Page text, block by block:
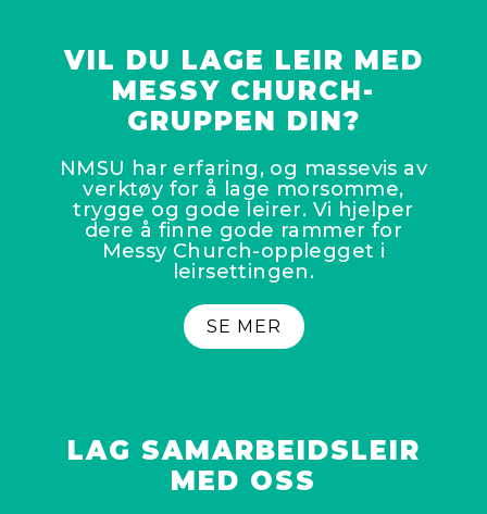
VIL DU LAGE LEIR MED
MESSY CHURCH-
GRUPPEN DIN?
NMSU har erfaring, og massevis av
verktøy for å lage morsomme,
trygge og gode leirer. Vi hjelper
dere å finne gode rammer for
Messy Church-opplegget i
leirsettingen.
SE MER
LAG SAMARBEIDSLEIR
MED OSS